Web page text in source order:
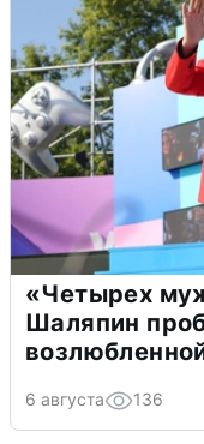
«Четырех
Шаляпин
6 августа 136